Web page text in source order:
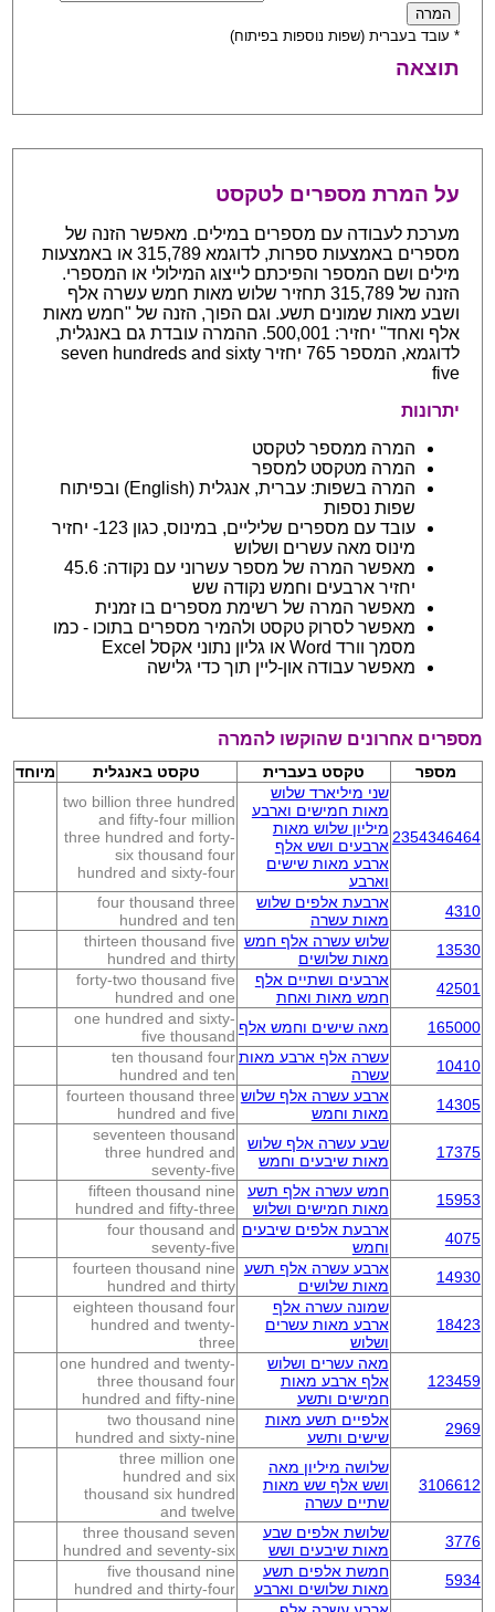
* עובד בעברית (שפות נוספות בפיתוח)
תוצאה
על המרת מספרים לטקסט
מערכת לעבודה עם מספרים במילים. מאפשר הזנה של
מספרים באמצעות ספרות, לדוגמא 315,789 או באמצעות
מילים ושם המספר והפיכתם לייצוג המילולי או המספרי.
הזנה של 315,789 תחזיר שלוש מאות חמש עשרה אלף
ושבע מאות שמונים תשע. וגם הפוך, הזנה של "חמש מאות
אלף ואחד" יחזיר: 500,001. ההמרה עובדת גם באנגלית,
לדוגמא, המספר 765 יחזיר seven hundreds and sixty
five
יתרונות
המרה ממספר לטקסט
המרה מטקסט למספר
המרה בשפות: עברית, אנגלית (English) ובפיתוח
שפות נספות
עובד עם מספרים שליליים, במינוס, כגון 123- יחזיר
מינוס מאה עשרים ושלוש
מאפשר המרה של מספר עשרוני עם נקודה: 45.6
יחזיר ארבעים וחמש נקודה שש
מאפשר המרה של רשימת מספרים בו זמנית
מאפשר לסרוק טקסט ולהמיר מספרים בתוכו - כמו
מסמך וורד Word או גליון נתוני אקסל Excel
מאפשר עבודה און-ליין תוך כדי גלישה
מספרים אחרונים שהוקשו להמרה
מספר טקסט בעברית טקסט באנגלית מיוחד
2354346464
שני מיליארד שלוש
מאות חמישים וארבע
מיליון שלוש מאות
ארבעים ושש אלף
ארבע מאות שישים
וארבע
two billion three hundred
and fifty-four million
three hundred and forty-
six thousand four
hundred and sixty-four
4310
ארבעת אלפים שלוש
מאות עשרה
four thousand three
hundred and ten
13530
שלוש עשרה אלף חמש
מאות שלושים
thirteen thousand five
hundred and thirty
42501
ארבעים ושתיים אלף
חמש מאות ואחת
forty-two thousand five
hundred and one
165000
מאה שישים וחמש אלף one hundred and sixty-
five thousand
10410
עשרה אלף ארבע מאות
עשרה
ten thousand four
hundred and ten
14305
ארבע עשרה אלף שלוש
מאות וחמש
fourteen thousand three
hundred and five
17375
שבע עשרה אלף שלוש
מאות שיבעים וחמש
seventeen thousand
three hundred and
seventy-five
15953
חמש עשרה אלף תשע
מאות חמישים ושלוש
fifteen thousand nine
hundred and fifty-three
4075
ארבעת אלפים שיבעים
וחמש
four thousand and
seventy-five
14930
ארבע עשרה אלף תשע
מאות שלושים
fourteen thousand nine
hundred and thirty
18423
שמונה עשרה אלף
ארבע מאות עשרים
ושלוש
eighteen thousand four
hundred and twenty-
three
123459
מאה עשרים ושלוש
אלף ארבע מאות
חמישים ותשע
one hundred and twenty-
three thousand four
hundred and fifty-nine
2969
אלפיים תשע מאות
שישים ותשע
two thousand nine
hundred and sixty-nine
3106612
שלושה מיליון מאה
ושש אלף שש מאות
שתיים עשרה
three million one
hundred and six
thousand six hundred
and twelve
3776
שלושת אלפים שבע
מאות שיבעים ושש
three thousand seven
hundred and seventy-six
5934
חמשת אלפים תשע
מאות שלושים וארבע
five thousand nine
hundred and thirty-four